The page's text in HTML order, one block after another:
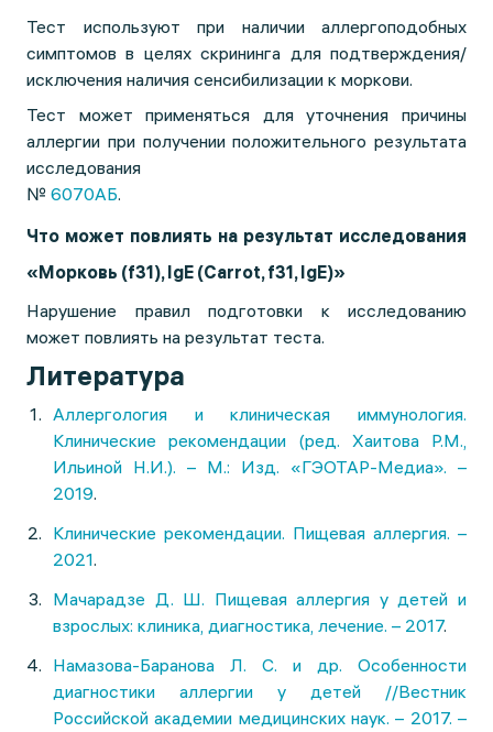
Тест используют при наличии аллергоподобных
симптомов в целях скрининга для подтверждения/
исключения наличия сенсибилизации к моркови.
Тест может применяться для уточнения причины
аллергии при получении положительного результата
исследования
№ 6070АБ.
Что может повлиять на результат исследования
«Морковь (f31), IgE (Carrot, f31, IgE)»
Нарушение правил подготовки к исследованию
может повлиять на результат теста.
Литература
Аллергология и клиническая иммунология.
Клинические рекомендации (ред. Хаитова Р.М.,
Ильиной Н.И.). – М.: Изд. «ГЭОТАР-Медиа». –
2019.
Клинические рекомендации. Пищевая аллергия. –
2021.
Мачарадзе Д. Ш. Пищевая аллергия у детей и
взрослых: клиника, диагностика, лечение. – 2017.
Намазова-Баранова Л. С. и др. Особенности
диагностики аллергии у детей //Вестник
Российской академии медицинских наук. – 2017. –